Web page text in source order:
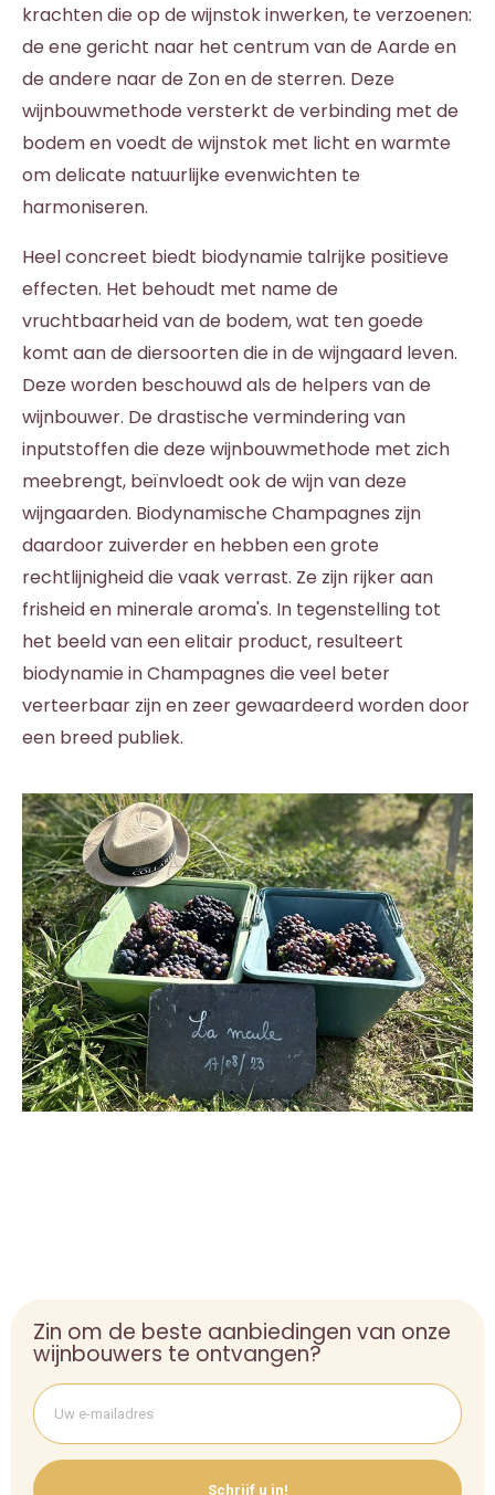
krachten die op de wijnstok inwerken, te verzoenen:
de ene gericht naar het centrum van de Aarde en
de andere naar de Zon en de sterren. Deze
wijnbouwmethode versterkt de verbinding met de
bodem en voedt de wijnstok met licht en warmte
om delicate natuurlijke evenwichten te
harmoniseren.
Heel concreet biedt biodynamie talrijke positieve
effecten. Het behoudt met name de
vruchtbaarheid van de bodem, wat ten goede
komt aan de diersoorten die in de wijngaard leven.
Deze worden beschouwd als de helpers van de
wijnbouwer. De drastische vermindering van
inputstoffen die deze wijnbouwmethode met zich
meebrengt, beïnvloedt ook de wijn van deze
wijngaarden. Biodynamische Champagnes zijn
daardoor zuiverder en hebben een grote
rechtlijnigheid die vaak verrast. Ze zijn rijker aan
frisheid en minerale aroma's. In tegenstelling tot
het beeld van een elitair product, resulteert
biodynamie in Champagnes die veel beter
verteerbaar zijn en zeer gewaardeerd worden door
een breed publiek.
Zin om de beste aanbiedingen van onze
wijnbouwers te ontvangen?
Schrijf u in!